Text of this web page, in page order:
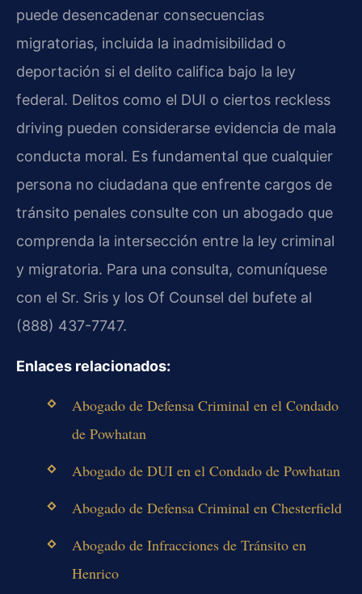
puede desencadenar consecuencias
migratorias, incluida la inadmisibilidad o
deportación si el delito califica bajo la ley
federal. Delitos como el DUI o ciertos reckless
driving pueden considerarse evidencia de mala
conducta moral. Es fundamental que cualquier
persona no ciudadana que enfrente cargos de
tránsito penales consulte con un abogado que
comprenda la intersección entre la ley criminal
y migratoria. Para una consulta, comuníquese
con el Sr. Sris y los Of Counsel del bufete al
(888) 437-7747.
Enlaces relacionados:
Abogado de Defensa Criminal en el Condado
de Powhatan
Abogado de DUI en el Condado de Powhatan
Abogado de Defensa Criminal en Chesterfield
Abogado de Infracciones de Tránsito en
Henrico